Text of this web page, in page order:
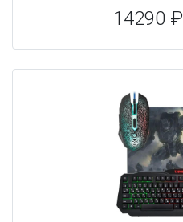
14290 ₽